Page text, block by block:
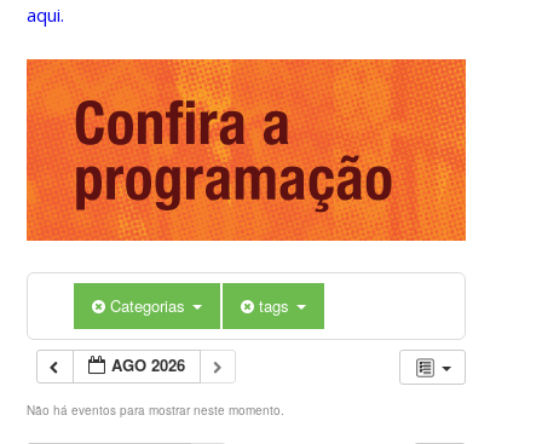
aqui.
Categorias tags
AGO 2026
Não há eventos para mostrar neste momento.